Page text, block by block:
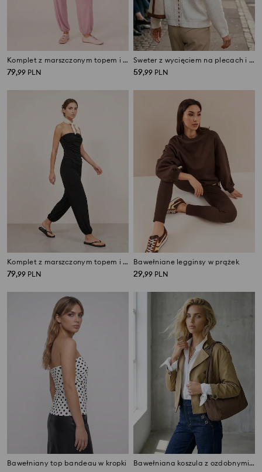
Komplet z marszczonym topem i spodniami
79,99 PLN
Sweter z wycięciem na plecach i koronkowym wykończeniem
59,99 PLN
Komplet z marszczonym topem i spodniami
79,99 PLN
Bawełniane legginsy w prążek
29,99 PLN
Bawełniany top bandeau w kropki Bawełniana koszula z ozdobnymi wiązaniami